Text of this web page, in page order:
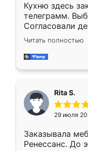
Кухню здесь
телеграмм.
Согласовали
недели кухня
довольны
мебель за
Читать полностью
Rita S.
29 июля
Заказывала
Ренессанс. До